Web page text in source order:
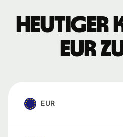
Heutiger
EUR
EUR